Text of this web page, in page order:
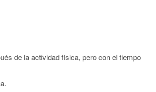
de la actividad física, pero con el tiempo